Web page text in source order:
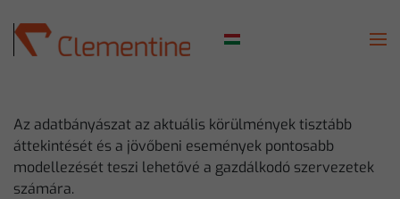
Skip to main content
Az adatbányászat az aktuális körülmények tisztább
áttekintését és a jövőbeni események pontosabb
modellezését teszi lehetővé a gazdálkodó szervezetek
számára.